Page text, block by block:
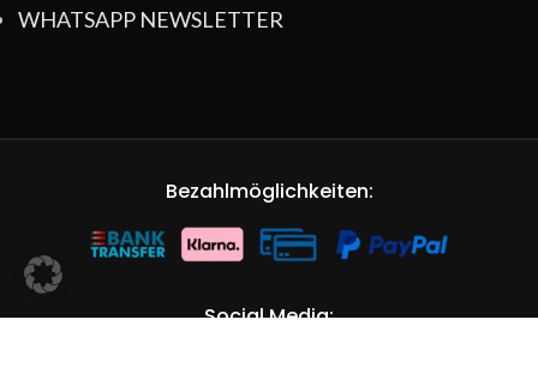
WHATSAPP NEWSLETTER
Bezahlmöglichkeiten:
Social Media: